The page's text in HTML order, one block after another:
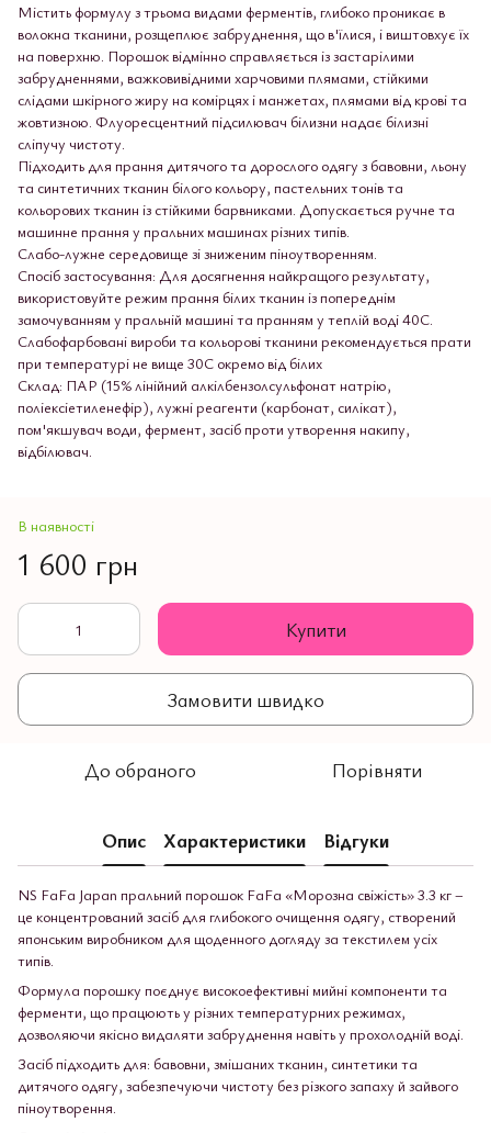
Містить формулу з трьома видами ферментів, глибоко проникає в
волокна тканини, розщеплює забруднення, що в'їлися, і виштовхує їх
на поверхню. Порошок відмінно справляється із застарілими
забрудненнями, важковивідними харчовими плямами, стійкими
слідами шкірного жиру на комірцях і манжетах, плямами від крові та
жовтизною. Флуоресцентний підсилювач білизни надає білизні
сліпучу чистоту.
Підходить для прання дитячого та дорослого одягу з бавовни, льону
та синтетичних тканин білого кольору, пастельних тонів та
кольорових тканин із стійкими барвниками. Допускається ручне та
машинне прання у пральних машинах різних типів.
Слабо-лужне середовище зі зниженим піноутворенням.
Спосіб застосування: Для досягнення найкращого результату,
використовуйте режим прання білих тканин із попереднім
замочуванням у пральній машині та пранням у теплій воді 40С.
Слабофарбовані вироби та кольорові тканини рекомендується прати
при температурі не вище 30С окремо від білих
Склад: ПАР (15% лінійний алкілбензолсульфонат натрію,
поліексіетиленефір), лужні реагенти (карбонат, силікат),
пом'якшувач води, фермент, засіб проти утворення накипу,
відбілювач.
В наявності
1 600 грн
Купити
Замовити швидко
До обраного Порівняти
Опис Характеристики Відгуки
NS FaFa Japan пральний порошок FaFa «Морозна свіжість» 3.3 кг –
це концентрований засіб для глибокого очищення одягу, створений
японським виробником для щоденного догляду за текстилем усіх
типів.
Формула порошку поєднує високоефективні мийні компоненти та
ферменти, що працюють у різних температурних режимах,
дозволяючи якісно видаляти забруднення навіть у прохолодній воді.
Засіб підходить для: бавовни, змішаних тканин, синтетики та
дитячого одягу, забезпечуючи чистоту без різкого запаху й зайвого
піноутворення.